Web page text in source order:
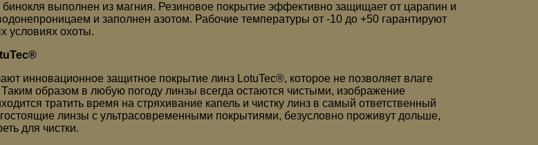
бинокля выполнен из магния. Резиновое покрытие эффективно защищает от царапин и
и заполнен азотом. Рабочие температуры от -10 до +50 гарантируют
условиях охоты.
инновационное защитное покрытие линз LotuTec®, которое не позволяет влаге
образом в любую погоду линзы всегда остаются чистыми, изображение
тратить время на стряхивание капель и чистку линз в самый ответственный
линзы с ультрасовременными покрытиями, безусловно проживут дольше,
для чистки.